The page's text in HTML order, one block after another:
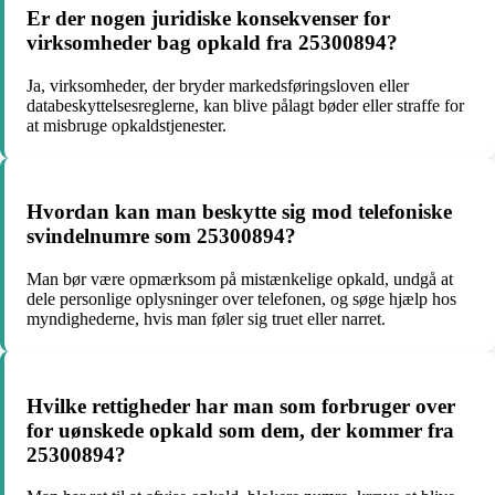
Er der nogen juridiske konsekvenser for
virksomheder bag opkald fra 25300894?
Ja, virksomheder, der bryder markedsføringsloven eller
databeskyttelsesreglerne, kan blive pålagt bøder eller straffe for
at misbruge opkaldstjenester.
Hvordan kan man beskytte sig mod telefoniske
svindelnumre som 25300894?
Man bør være opmærksom på mistænkelige opkald, undgå at
dele personlige oplysninger over telefonen, og søge hjælp hos
myndighederne, hvis man føler sig truet eller narret.
Hvilke rettigheder har man som forbruger over
for uønskede opkald som dem, der kommer fra
25300894?